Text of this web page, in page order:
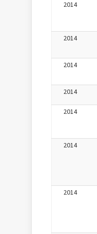
2014
2014
2014
2014
2014
2014
2014